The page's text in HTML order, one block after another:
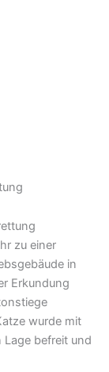
zu einer
in
Erkundung
wurde mit
Lage befreit und